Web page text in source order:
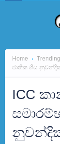
Home Trending
ජාතික ගීය
ICC